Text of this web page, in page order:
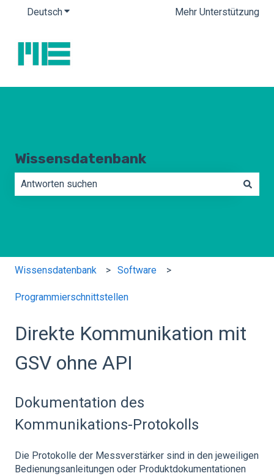
DeutschUntermenü für Übersetzungen anzeigen
Mehr Unterstützung
Wissensdatenbank
Wissensdatenbank Software
Programmierschnittstellen
Direkte Kommunikation mit
GSV ohne API
Dokumentation des
Kommunikations-Protokolls
Die Protokolle der Messverstärker sind in den jeweiligen
Bedienungsanleitungen oder Produktdokumentationen